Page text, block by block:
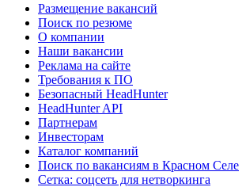
Размещение вакансий
Поиск по резюме
О компании
Наши вакансии
Реклама на сайте
Требования к ПО
Безопасный HeadHunter
HeadHunter API
Партнерам
Инвесторам
Каталог компаний
Поиск по вакансиям в Красном Селе
Сетка: соцсеть для нетворкинга